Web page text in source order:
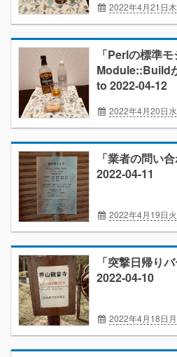
2022年4月21日
「Perlの標準
Module::Build
to 2022-04-12
2022年4月20日
「業者の問い
2022-04-11
2022年4月19日
「突撃日帰り
2022-04-10
2022年4月18日